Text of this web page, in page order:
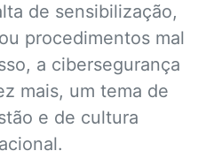
de sensibilização,
procedimentos mal
a cibersegurança
mais, um tema de
e de cultura